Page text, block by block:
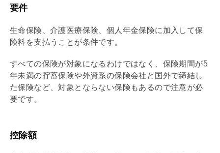
要件
生命保険、介護医療保険、個人年金保険に加入して保
険料を支払うことが条件です。
すべての保険が対象になるわけではなく、保険期間が5
年未満の貯蓄保険や外資系の保険会社と国外で締結し
た保険など、対象とならない保険もあるので注意が必
要です。
控除額